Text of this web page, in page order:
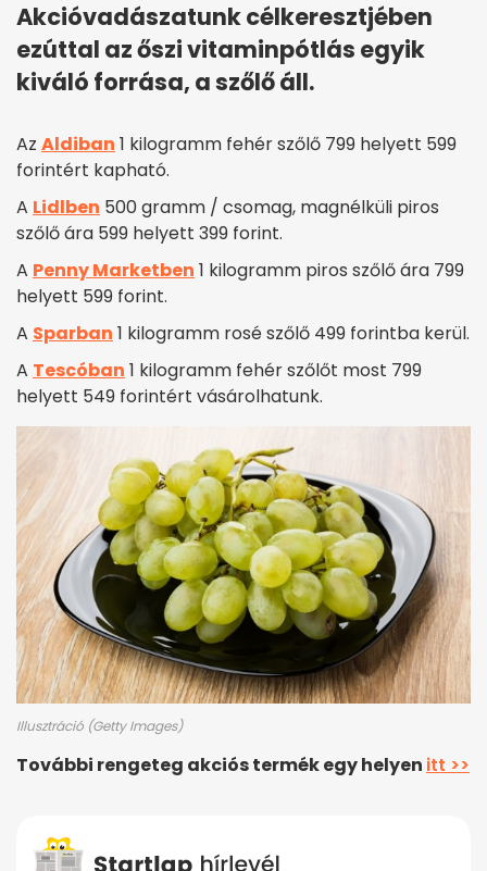
Akcióvadászatunk célkeresztjében
ezúttal az őszi vitaminpótlás egyik
kiváló forrása, a szőlő áll.
Az Aldiban 1 kilogramm fehér szőlő 799 helyett 599
forintért kapható.
A Lidlben 500 gramm / csomag, magnélküli piros
szőlő ára 599 helyett 399 forint.
A Penny Marketben 1 kilogramm piros szőlő ára 799
helyett 599 forint.
A Sparban 1 kilogramm rosé szőlő 499 forintba kerül.
A Tescóban 1 kilogramm fehér szőlőt most 799
helyett 549 forintért vásárolhatunk.
Illusztráció (Getty Images)
További rengeteg akciós termék egy helyen itt >>